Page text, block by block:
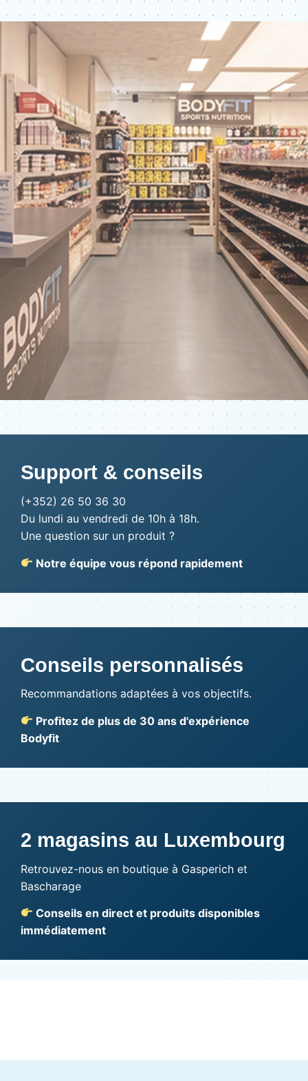
Support & conseils
(+352) 26 50 36 30
Du lundi au vendredi de 10h à 18h.
Une question sur un produit ?
Notre équipe vous répond rapidement
Conseils personnalisés
Recommandations adaptées à vos objectifs.
Profitez de plus de 30 ans d'expérience
Bodyfit
2 magasins au Luxembourg
Retrouvez-nous en boutique à Gasperich et
Bascharage
Conseils en direct et produits disponibles
immédiatement